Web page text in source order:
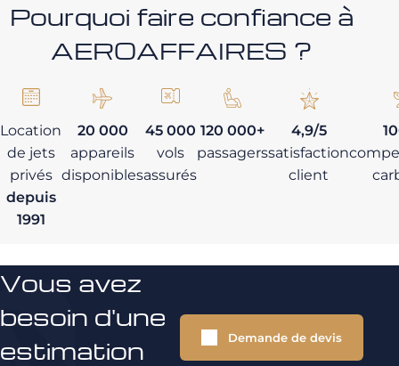
Pourquoi faire confiance à
AEROAFFAIRES ?
Location
de jets
privés
depuis
1991
20 000
appareils
disponibles
45 000
vols
assurés
120 000+
passagers
4,9/5
satisfaction
client
Vous avez
besoin d'une
estimation
Demande de devis